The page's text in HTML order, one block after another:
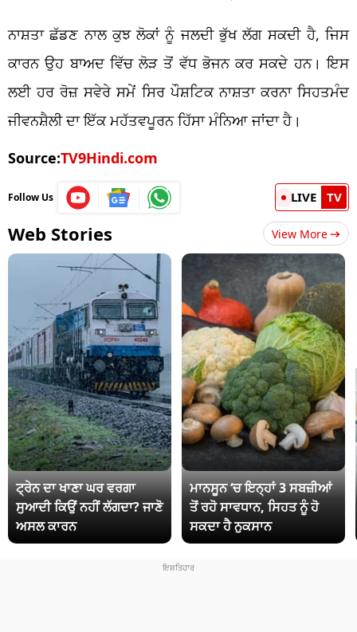
ਨਾਸ਼ਤਾ ਛੱਡਣ ਨਾਲ ਕੁਝ ਲੋਕਾਂ ਨੂੰ ਜਲਦੀ ਭੁੱਖ ਲੱਗ ਸਕਦੀ ਹੈ, ਜਿਸ
ਕਾਰਨ ਉਹ ਬਾਅਦ ਵਿੱਚ ਲੋੜ ਤੋਂ ਵੱਧ ਭੋਜਨ ਕਰ ਸਕਦੇ ਹਨ। ਇਸ
ਲਈ ਹਰ ਰੋਜ਼ ਸਵੇਰੇ ਸਮੇਂ ਸਿਰ ਪੌਸ਼ਟਿਕ ਨਾਸ਼ਤਾ ਕਰਨਾ ਸਿਹਤਮੰਦ
ਜੀਵਨਸ਼ੈਲੀ ਦਾ ਇੱਕ ਮਹੱਤਵਪੂਰਨ ਹਿੱਸਾ ਮੰਨਿਆ ਜਾਂਦਾ ਹੈ।
Source:TV9Hindi.com
Follow Us LIVE TV
Web Stories View More
ਟ੍ਰੇਨ ਦਾ ਖਾਣਾ ਘਰ ਵਰਗਾ
ਸੁਆਦੀ ਕਿਉਂ ਨਹੀਂ ਲੱਗਦਾ? ਜਾਣੋ
ਅਸਲ ਕਾਰਨ
ਮਾਨਸੂਨ ‘ਚ ਇਨ੍ਹਾਂ 3 ਸਬਜ਼ੀਆਂ
ਤੋਂ ਰਹੋ ਸਾਵਧਾਨ, ਸਿਹਤ ਨੂੰ ਹੋ
ਸਕਦਾ ਹੈ ਨੁਕਸਾਨ